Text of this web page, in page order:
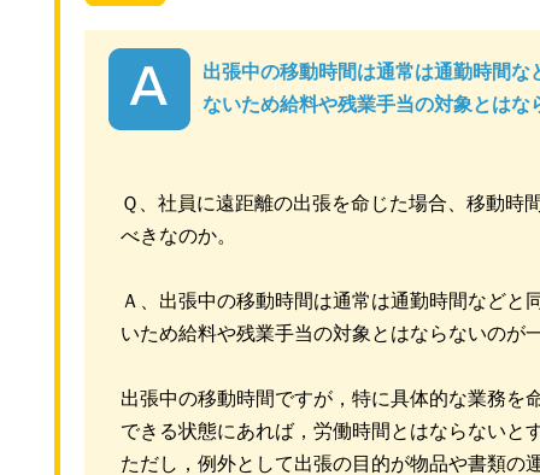
出張中の移動時間は通常は通勤時間
ないため給料や残業手当の対象とはな
Ｑ、社員に遠距離の出張を命じた場合、移動時
べきなのか。
Ａ、出張中の移動時間は通常は通勤時間などと
いため給料や残業手当の対象とはならないのが
出張中の移動時間ですが，特に具体的な業務を
できる状態にあれば，労働時間とはならないと
ただし，例外として出張の目的が物品や書類の